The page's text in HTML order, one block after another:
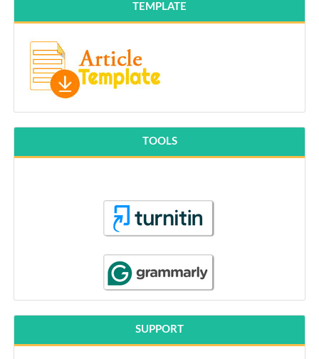
TEMPLATE
TOOLS
SUPPORT